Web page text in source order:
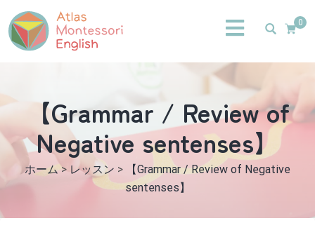
0
【Grammar / Review of
Negative sentenses】
ホーム > レッスン >
【Grammar / Review of Negative
sentenses】